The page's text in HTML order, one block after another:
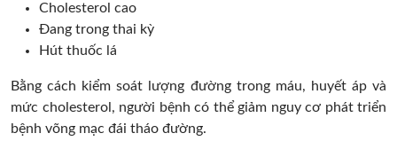
Cholesterol cao
Đang trong thai kỳ
Hút thuốc lá
Bằng cách kiểm soát lượng đường trong máu, huyết áp và
mức cholesterol, người bệnh có thể giảm nguy cơ phát triển
bệnh võng mạc đái tháo đường.